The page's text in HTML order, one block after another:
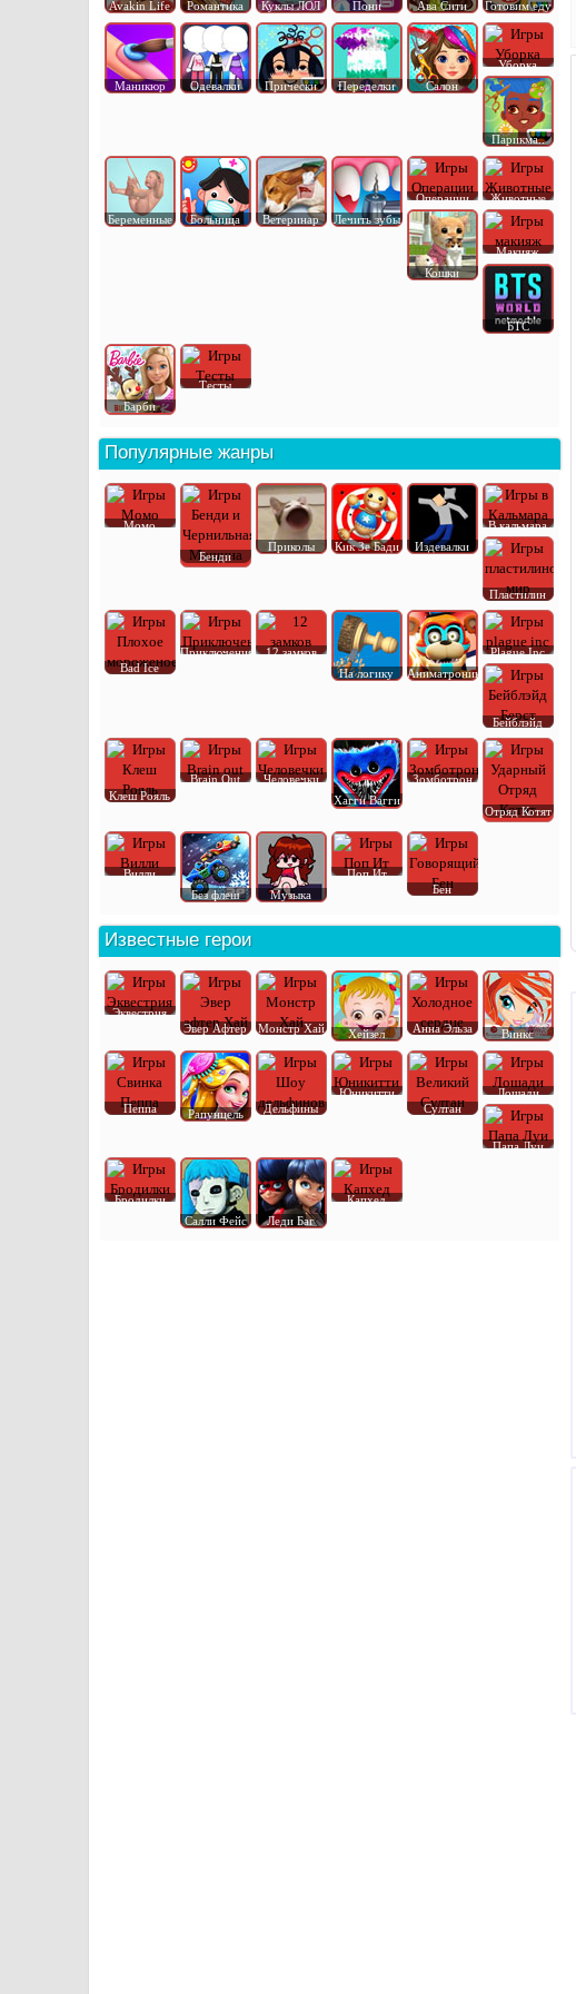
Avakin Life Романтика Куклы ЛОЛ Пони Ава Сити Готовим еду
Маникюр Одевалки Прически Переделки Салон
Уборка
Парикма..
Беременные Больница Ветеринар Лечить зубы
Операции Животные
Кошки
Макияж
БТС
Барби
Тесты
Популярные жанры
Момо
Бенди
Приколы Кик Зе Бади Издевалки
В кальмара
Пластилин
Bad Ice
Приключения
12 замков
На логику
Аниматроник
Plague Inc
Бейблэйд
Клеш Рояль
Brain Out
Человечки
Хагги Вагги
Зомботрон
Отряд Котят
Вилли
Без флеш
Музыка
Поп Ит
Бен
Известные герои
Эквестрия
Эвер Афтер
Монстр Хай Хейзел Анна Эльза Винкс
Пеппа Рапунцель Дельфины
Юникитти
Султан
Лошади
Папа Луи
Бродилки
Салли Фейс
Леди Баг
Капхед